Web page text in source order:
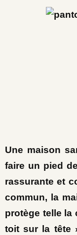
Une maison
faire un pied
rassurante et
commun, la
protège telle la
toit sur la tête